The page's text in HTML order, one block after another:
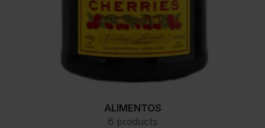
ALIMENTOS
6 products